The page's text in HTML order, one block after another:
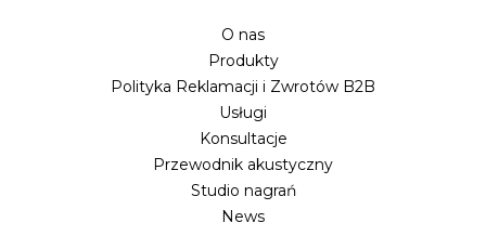
O nas
Produkty
Polityka Reklamacji i Zwrotów B2B
Usługi
Konsultacje
Przewodnik akustyczny
Studio nagrań
News